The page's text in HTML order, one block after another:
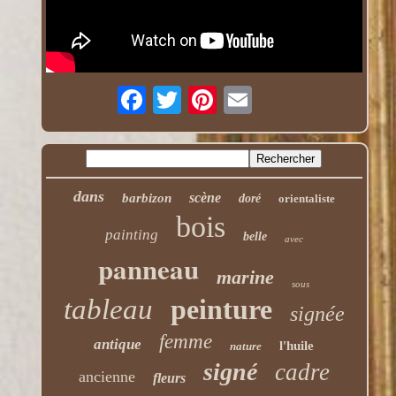
dans barbizon scène doré orientaliste
painting bois belle avec
panneau marine sous
tableau peinture signée
antique femme nature l'huile
ancienne fleurs signé cadre